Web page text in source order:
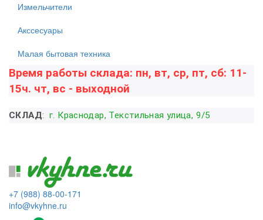
Измельчители
Акссесуары
Малая бытовая техника
Время работы склада: пн, вт, ср, пт, сб: 11-
15ч. чт, вс - выходной
СКЛАД: г. Краснодар, Текстильная улица, 9/5
+7 (988) 88-00-171
info@vkyhne.ru